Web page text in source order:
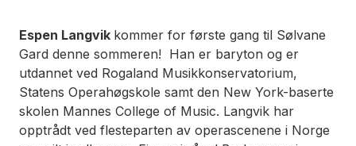
Espen Langvik kommer for første gang til Sølvane
Gard denne sommeren! Han er baryton og er
utdannet ved Rogaland Musikkonservatorium,
Statens Operahøgskole samt den New York-baserte
skolen Mannes College of Music. Langvik har
opptrådt ved flesteparten av operascenene i Norge